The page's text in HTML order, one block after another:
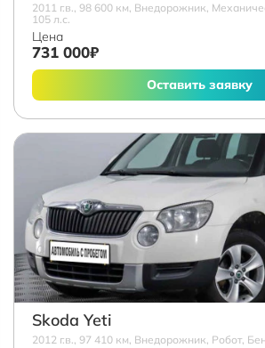
2011 г.в., 98 600 км, Внедорожник,
105 л.с.
Цена
731 000₽
Оставить заявку
Skoda Yeti
2012 г.в., 97 410 км, Внедорожник, Робот,